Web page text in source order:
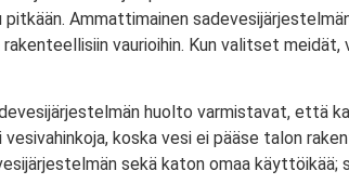
Ammattimainen
rakenteellisiin vaurioihin. Kun valitset
huolto varmistavat, että
koska vesi ei pääse talon
sekä katon omaa